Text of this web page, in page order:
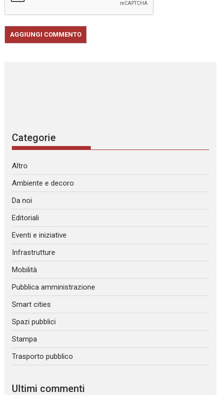
Categorie
Altro
Ambiente e decoro
Da noi
Editoriali
Eventi e iniziative
Infrastrutture
Mobilità
Pubblica amministrazione
Smart cities
Spazi pubblici
Stampa
Trasporto pubblico
Ultimi commenti